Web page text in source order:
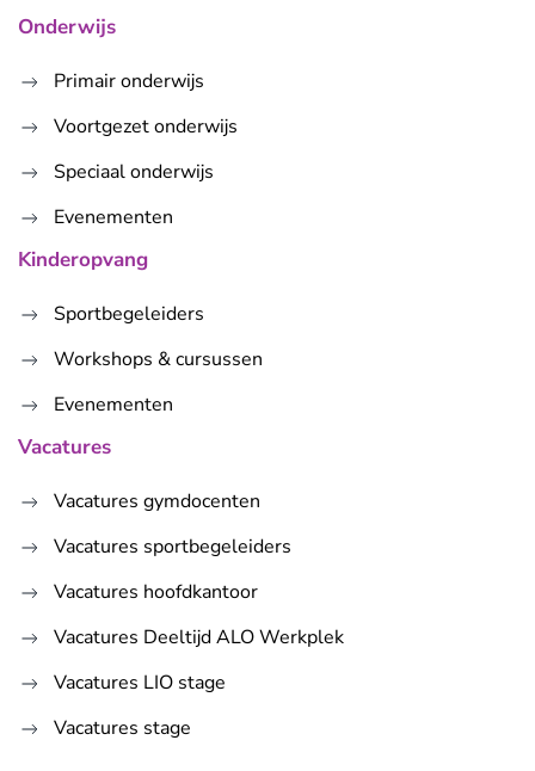
Onderwijs
Primair onderwijs
Voortgezet onderwijs
Speciaal onderwijs
Evenementen
Kinderopvang
Sportbegeleiders
Workshops & cursussen
Evenementen
Vacatures
Vacatures gymdocenten
Vacatures sportbegeleiders
Vacatures hoofdkantoor
Vacatures Deeltijd ALO Werkplek
Vacatures LIO stage
Vacatures stage